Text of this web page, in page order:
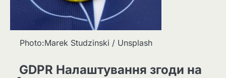
Photo:Marek Studzinski / Unsplash
GDPR Налаштування згоди на